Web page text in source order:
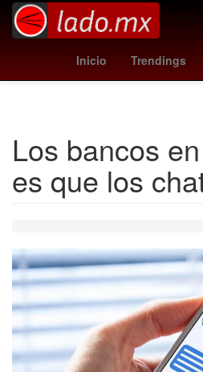
Inicio Trendings
Arturo Carmona Enfermedad
Los bancos
es que los